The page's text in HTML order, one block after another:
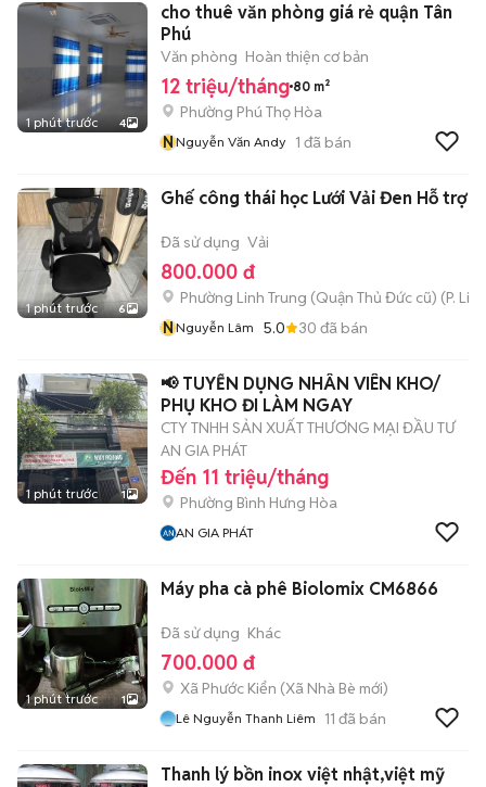
1 phút trước 4
cho thuê văn phòng giá rẻ quận Tân
Phú
Văn phòng Hoàn thiện cơ bản
12 triệu/tháng 80 m²
Phường Phú Thọ Hòa
NNguyễn Văn Andy 1 đã bán
1 phút trước 6
Ghế công thái học Lưới Vải Đen Hỗ trợ
Đã sử dụng Vải
800.000 đ
Phường Linh Trung (Quận Thủ Đức cũ) (P.
NNguyễn Lâm 5.0 30 đã bán
1 phút trước 1
📢 TUYỂN DỤNG NHÂN VIÊN KHO/
PHỤ KHO ĐI LÀM NGAY
CTY TNHH SẢN XUẤT THƯƠNG MẠI ĐẦU TƯ
AN GIA PHÁT
Đến 11 triệu/tháng
Phường Bình Hưng Hòa
AN GIA PHÁT
1 phút trước 1
Máy pha cà phê Biolomix CM6866
Đã sử dụng Khác
700.000 đ
Xã Phước Kiển (Xã Nhà Bè mới)
Lê Nguyễn Thanh Liêm 11 đã bán
Thanh lý bồn inox việt nhật,việt mỹ